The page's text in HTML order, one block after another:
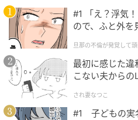
メリハリの効いたくび
#1 「え？浮気
ので、ふと外
クチャにしてや
旦那の不倫が発覚して
最初に感じた
こない夫からの
され妻なつこ
#1 子どもの実